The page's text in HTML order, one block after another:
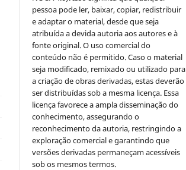
pessoa pode ler, baixar, copiar, redistribuir
e adaptar o material, desde que seja
atribuída a devida autoria aos autores e à
fonte original. O uso comercial do
conteúdo não é permitido. Caso o material
seja modificado, remixado ou utilizado para
a criação de obras derivadas, estas deverão
ser distribuídas sob a mesma licença. Essa
licença favorece a ampla disseminação do
conhecimento, assegurando o
reconhecimento da autoria, restringindo a
exploração comercial e garantindo que
versões derivadas permaneçam acessíveis
sob os mesmos termos.